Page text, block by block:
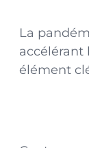
La
accélérant
élément